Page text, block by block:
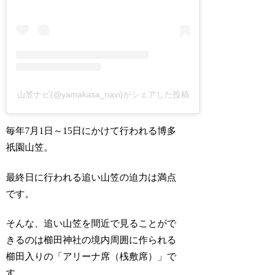
山笠ナビ(@yamakasa_navi)がシェアした投稿
毎年7月1日～15日にかけて行われる博多
祇園山笠。
最終日に行われる追い山笠の迫力は満点
です。
そんな、追い山笠を間近で見ることがで
きるのは櫛田神社の境内周囲に作られる
櫛田入りの「アリーナ席（桟敷席）」で
す。